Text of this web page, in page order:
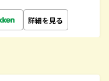
詳細を見る